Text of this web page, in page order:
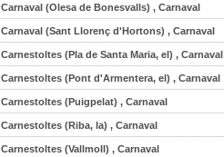
Carnaval (Olesa de Bonesvalls) , Carnaval
Carnaval (Sant Llorenç d'Hortons) , Carnaval
Carnestoltes (Pla de Santa Maria, el) , Carnaval
Carnestoltes (Pont d'Armentera, el) , Carnaval
Carnestoltes (Puigpelat) , Carnaval
Carnestoltes (Riba, la) , Carnaval
Carnestoltes (Vallmoll) , Carnaval